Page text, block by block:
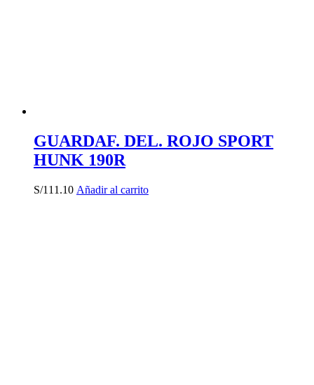
GUARDAF. DEL. ROJO SPORT
HUNK 190R
S/111.10 Añadir al carrito